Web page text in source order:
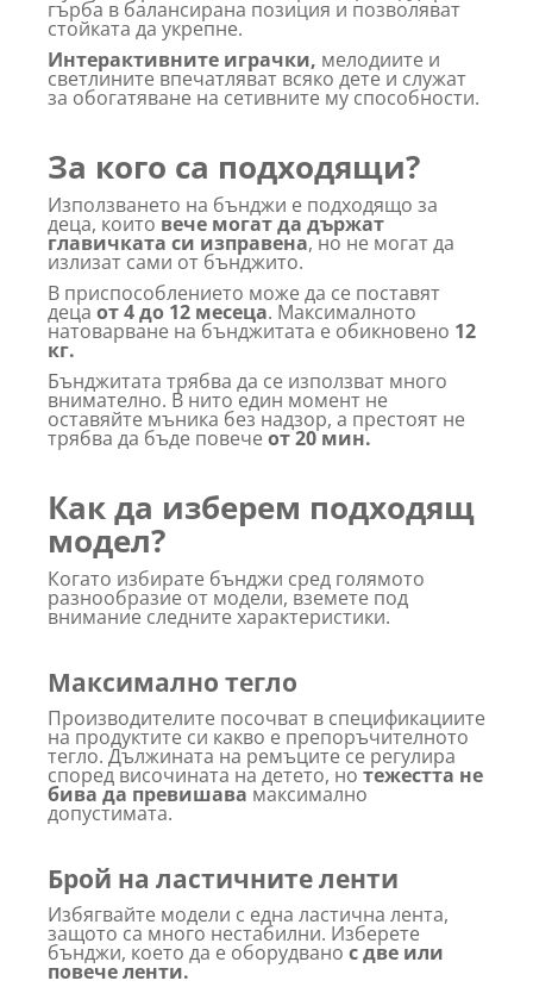
гърба в балансирана позиция и позволяват
стойката да укрепне.
Интерактивните играчки, мелодиите и
светлините впечатляват всяко дете и служат
за обогатяване на сетивните му способности.
За кого са подходящи?
Използването на бънджи е подходящо за
деца, които вече могат да държат
главичката си изправена, но не могат да
излизат сами от бънджито.
В приспособлението може да се поставят
деца от 4 до 12 месеца. Максималното
натоварване на бънджитата е обикновено 12
кг.
Бънджитата трябва да се използват много
внимателно. В нито един момент не
оставяйте мъника без надзор, а престоят не
трябва да бъде повечеот 20 мин.
Как да изберем подходящ
модел?
Когато избирате бънджи сред голямото
разнообразие от модели, вземете под
внимание следните характеристики.
Максимално тегло
Производителите посочват в спецификациите
на продуктите си какво е препоръчителното
тегло. Дължината на ремъците се регулира
според височината на детето, но тежестта не
бива да превишава максимално
допустимата.
Брой на ластичните ленти
Избягвайте модели с една ластична лента,
защото са много нестабилни. Изберете
бънджи, което да е оборудвано с две или
повече ленти.